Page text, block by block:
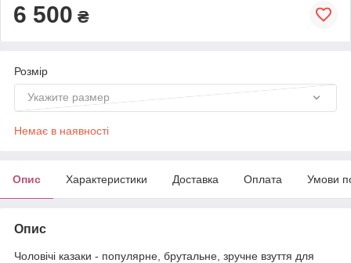
6 500 ₴
Розмір
Укажите размер
Немає в наявності
Опис Характеристики Доставка Оплата Умови
Опис
Чоловічі казаки - популярне, брутальне, зручне взуття для